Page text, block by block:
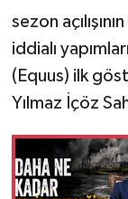
sezon
iddialı
(Equus) ilk
Yılmaz İçöz